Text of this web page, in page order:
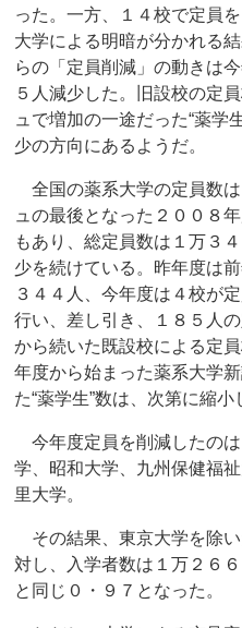
った。一方、１４校で定員
大学による明暗が分かれる
らの「定員削減」の動きは
５人減少した。旧設校の定
ュで増加の一途だった“薬学
少の方向にあるようだ。
全国の薬系大学の定員数
ュの最後となった２００８
もあり、総定員数は１万３
少を続けている。昨年度は
３４４人、今年度は４校が
行い、差し引き、１８５人
から続いた既設校による定
年度から始まった薬系大学
た“薬学生”数は、次第に縮小
今年度定員を削減したの
学、昭和大学、九州保健福
里大学。
その結果、東京大学を除
対し、入学者数は１万２６
と同じ０・９７となった。